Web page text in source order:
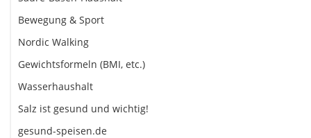
Bewegung & Sport
Nordic Walking
Gewichtsformeln (BMI, etc.)
Wasserhaushalt
Salz ist gesund und wichtig!
gesund-speisen.de